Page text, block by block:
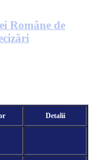
Române de
Detalii